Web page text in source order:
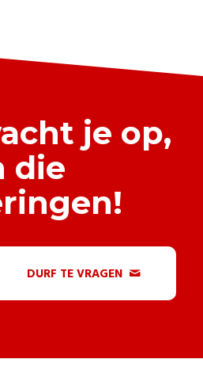
je op,
die
DURF TE VRAGEN